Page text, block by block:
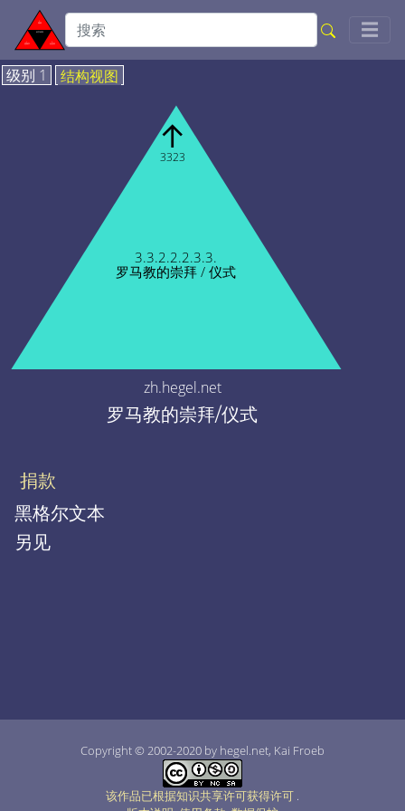
☰
级别 1 结构视图
3.3.2.2.2.3.3.
罗马教的崇拜 / 仪式
↑
3323
zh.hegel.net
罗马教的崇拜/仪式
捐款
黑格尔文本
另见
Copyright © 2002-2020 by hegel.net, Kai Froeb
该作品已根据知识共享许可获得许可 .